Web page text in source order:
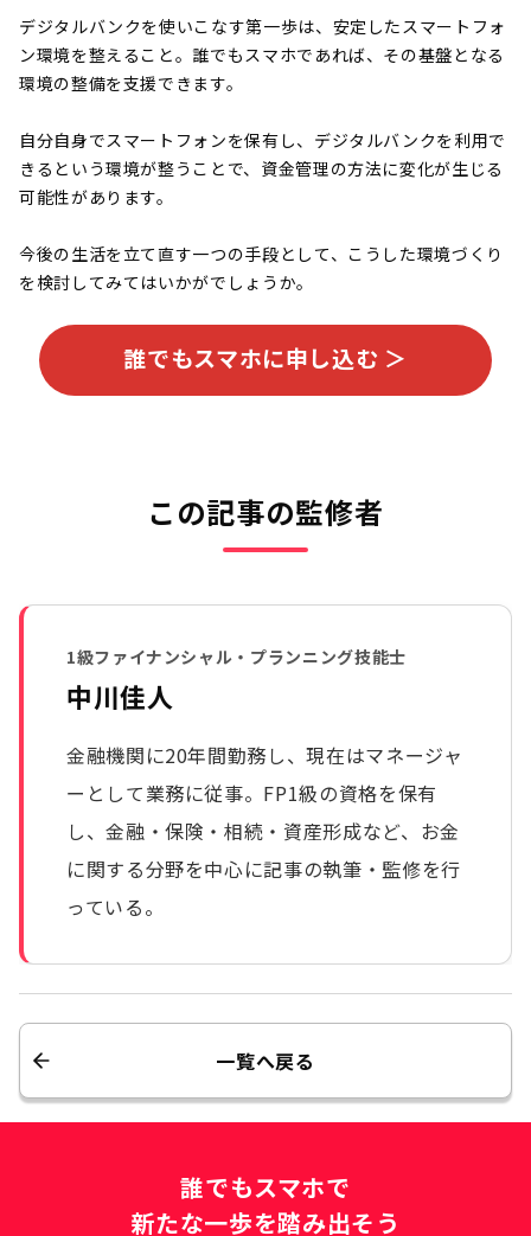
デジタルバンクを使いこなす第一歩は、安定したスマートフォ
ン環境を整えること。誰でもスマホであれば、その基盤となる
環境の整備を支援できます。
自分自身でスマートフォンを保有し、デジタルバンクを利用で
きるという環境が整うことで、資金管理の方法に変化が生じる
可能性があります。
今後の生活を立て直す一つの手段として、こうした環境づくり
を検討してみてはいかがでしょうか。
誰でもスマホに申し込む ＞
この記事の監修者
1級ファイナンシャル・プランニング技能士
中川佳人
金融機関に20年間勤務し、現在はマネージャ
ーとして業務に従事。FP1級の資格を保有
し、金融・保険・相続・資産形成など、お金
に関する分野を中心に記事の執筆・監修を行
っている。
一覧へ戻る
誰でもスマホで
新たな一歩を踏み出そう